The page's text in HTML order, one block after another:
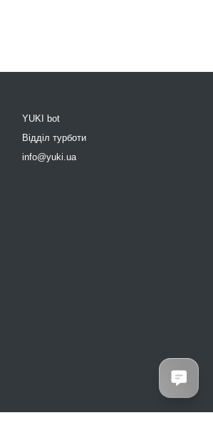
YUKI bot
Відділ турботи
info@yuki.ua